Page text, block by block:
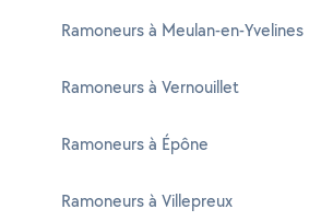
Ramoneurs à Meulan-en-Yvelines
Ramoneurs à Vernouillet
Ramoneurs à Épône
Ramoneurs à Villepreux